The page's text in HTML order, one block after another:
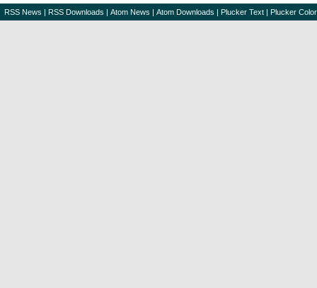
RSS News | RSS Downloads | Atom News | Atom Downloads | Plucker Text | Plucker Color